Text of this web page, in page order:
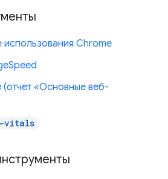
использования Chrome
«Основные веб-
vitals